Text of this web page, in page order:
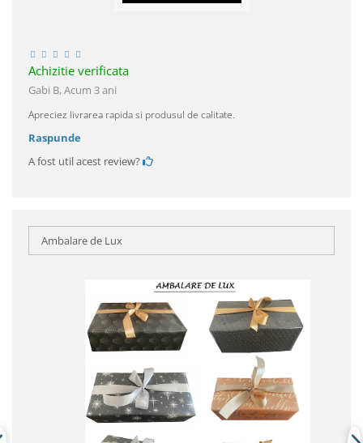
Achizitie verificata
Gabi B,Acum 3 ani
Apreciez livrarea rapida si produsul de calitate.
Raspunde
A fost util acest review?
Ambalare de Lux